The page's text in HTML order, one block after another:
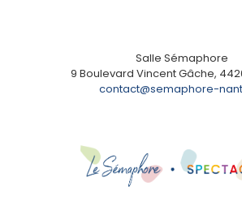
Salle Sémaphore
9 Boulevard Vincent Gâche,
contact@semaphore-